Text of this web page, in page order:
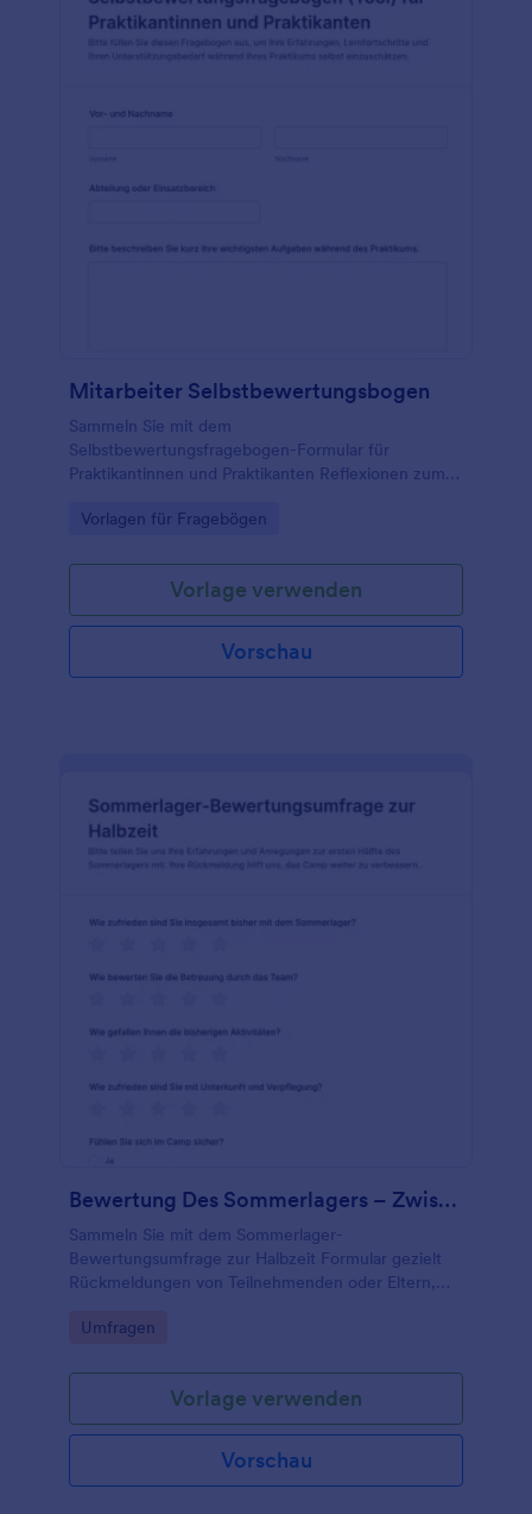
Mitarbeiter Selbstbewertungsbogen
Sammeln Sie mit dem
Selbstbewertungsfragebogen-Formular für
Praktikantinnen und Praktikanten Reflexionen zum
Auswertungsgespräche mit Jotform,
Go to Category:
Vorlagen für Fragebögen
Vorlage verwenden
Vorschau
Bewertung Des Sommerlagers – Zwischenstand Fragebogen
Sammeln Sie mit dem Sommerlager-
Bewertungsumfrage zur Halbzeit Formular gezielt
Rückmeldungen von Teilnehmenden oder Eltern,
laufenden Camp zeitnah zu verbessern.
Go to Category:
Umfragen
Vorlage verwenden
Vorschau